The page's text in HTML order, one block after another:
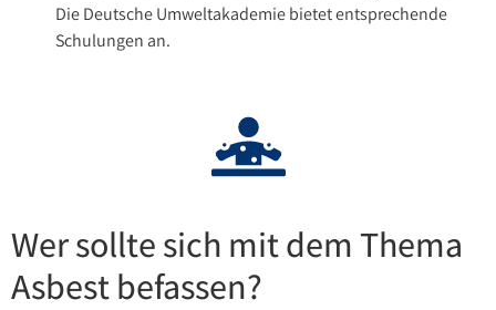
Die Deutsche Umweltakademie bietet entsprechende
Schulungen an.
Wer sollte sich mit dem Thema
Asbest befassen?